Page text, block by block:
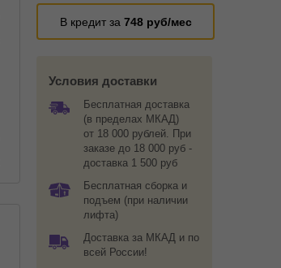
В кредит за 748руб/мес
Условия доставки
Бесплатная доставка
(в пределах МКАД)
от 18 000 рублей. При
заказе до 18 000 руб -
доставка 1 500 руб
Бесплатная сборка и
подъем (при наличии
лифта)
Доставка за МКАД и по
всей России!